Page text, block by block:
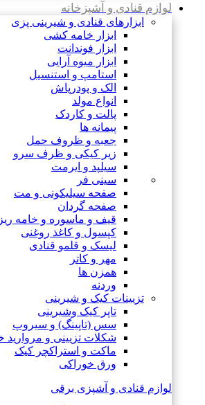
لوازم قنادی و آشپزخانه
ابزارهای قنادی و شیرینی پزی
ابزار خامه کشی
ابزار فوندانت
ابزار میوه آرایی
استامپ و استنسیل
الک و پودرپاش
انواع مولد
پالت و کاردک
پیمانه ها
جعبه و ظروف حمل
زیر کیکی و ظرف سرو
سیلپد و ایرمت
سینی فر
صفحه سیلیکونی و مت
صفحه گردان
قیف و ماسوره و خامه ریز
کپسول و کاغذ روغنی
لیسک و قلمو قنادی
مهر و کاتر
همزن ها
وردنه
تزیینات کیک و شیرینی
تاپر کیک وشیرینی
سس (تاپینگ) و سیروپ
شکلات تزیینی و مروارید
ماکت و استراکچر کیک
ورق خوراکی
لوازم قنادی و آشپزی برقی